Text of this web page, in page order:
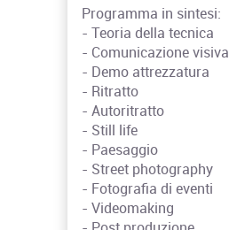
Programma in sintesi:
- Teoria della tecnica
- Comunicazione visiva
- Demo attrezzatura
- Ritratto
- Autoritratto
- Still life
- Paesaggio
- Street photography
- Fotografia di eventi
- Videomaking